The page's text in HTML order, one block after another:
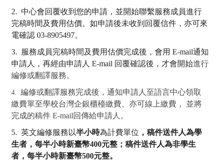
2. 中心會回覆收到您的申請，並開始聯繫服務成員進行
完稿時間及費用估價。如申請後未收到回覆信件，亦可來
電確認 03-8905497。
3.
服務成員完稿時間及費用估價完成後，會用 E-mail通知
申請人，再經由申請人 E-mail 回覆確認後，才會開始進行
編修或翻譯服務。
4. 編修或翻譯服務完成後，通知申請人至語言中心領取
繳費單至學校台灣企銀櫃檯繳費、亦可線上繳費， 並將
完成的稿件 E-mail回傳給申請人。
5. 英文編修服務以半小時為計費單位 ，稿件送件人為學
生者，每半小時新臺幣400元整；稿件送件人為非學生
者，每半小時新臺幣500元整。